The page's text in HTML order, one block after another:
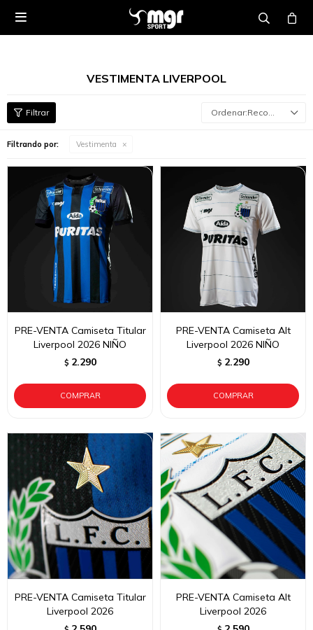

VESTIMENTA LIVERPOOL
Recomendados
Filtrando por: Vestimenta
PRE-VENTA Camiseta Titular
Liverpool 2026 NIÑO
$ 2.290
PRE-VENTA Camiseta Alt
Liverpool 2026 NIÑO
$ 2.290
PRE-VENTA Camiseta Titular
Liverpool 2026
PRE-VENTA Camiseta Alt
Liverpool 2026